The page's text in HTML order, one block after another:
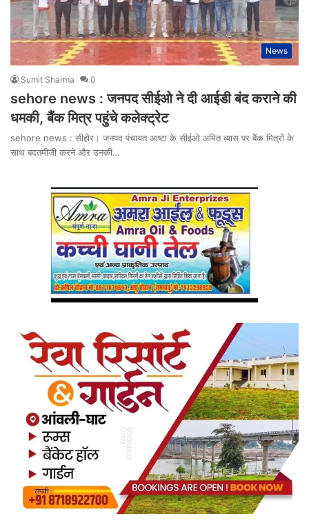
News
Sumit Sharma 0
sehore news : जनपद सीईओ ने दी आईडी बंद कराने की
धमकी, बैंक मित्र पहुंचे कलेक्ट्रेट
sehore news : सीहोर। जनपद पंचायत आष्टा के सीईओ अमित व्यास पर बैंक मित्रों के
साथ बदतमीजी करने और उनकी…